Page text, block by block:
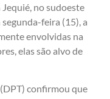
Jequié, no sudoeste
feira (15), a
envolvidas na
elas são alvo de
confirmou que